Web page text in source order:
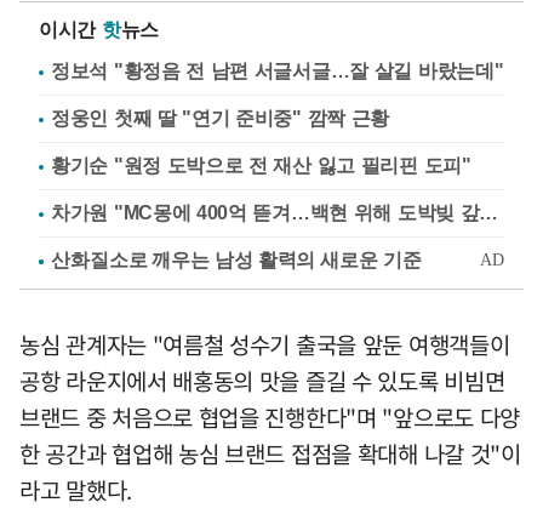
이시간 핫뉴스
정보석 "황정음 전 남편 서글서글…잘 살길 바랐는데"
정웅인 첫째 딸 "연기 준비중" 깜짝 근황
황기순 "원정 도박으로 전 재산 잃고 필리핀 도피"
차가원 "MC몽에 400억 뜯겨…백현 위해 도박빚 갚아줘"
농심 관계자는 "여름철 성수기 출국을 앞둔 여행객들이
공항 라운지에서 배홍동의 맛을 즐길 수 있도록 비빔면
브랜드 중 처음으로 협업을 진행한다"며 "앞으로도 다양
한 공간과 협업해 농심 브랜드 접점을 확대해 나갈 것"이
라고 말했다.